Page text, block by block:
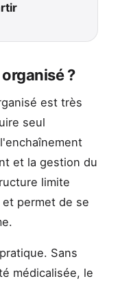
?
est très
seul
et la gestion du
limite
permet de se
Sans
médicalisée, le